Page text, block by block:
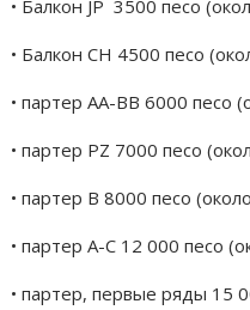
• Балкон JP 3500 песо
• Балкон CH 4500 песо
• партер AA-BB 6000 песо
• партер PZ 7000 песо
• партер В 8000 песо
• партер A-C 12 000 песо
• партер, первые ряды 15